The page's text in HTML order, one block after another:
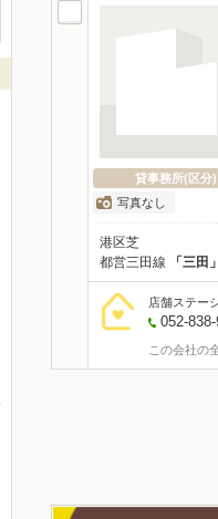
貸事務所(区分)
写真なし
港区芝
都営三田線 「三田
店舗ステー
052-
この会社の